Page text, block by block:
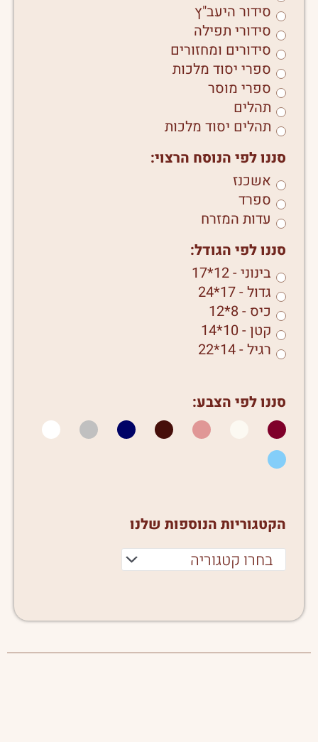
סידור היעב"ץ
סידורי תפילה
סידורים ומחזורים
ספרי יסוד מלכות
ספרי מוסר
תהלים
תהלים יסוד מלכות
סננו לפי הנוסח הרצוי:
אשכנז
ספרד
עדות המזרח
סננו לפי הגודל:
בינוני - 12*17
גדול - 17*24
כיס - 8*12
קטן - 10*14
רגיל - 14*22
סננו לפי הצבע:
הקטגוריות הנוספות שלנו